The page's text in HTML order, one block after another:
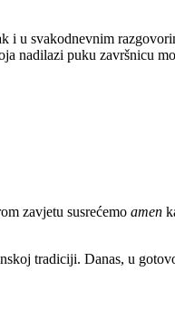
u svakodnevnim
nadilazi puku završnicu
zavjetu susrećemo amen
tradiciji. Danas, u